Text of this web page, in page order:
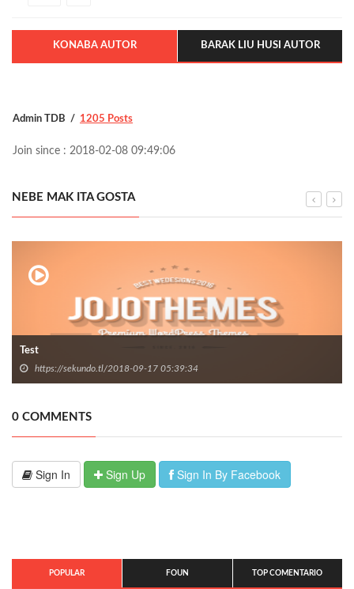
KONABA AUTOR BARAK LIU HUSI AUTOR
Admin TDB 1205 Posts
Join since : 2018-02-08 09:49:06
NEBE MAK ITA GOSTA
Test
https://sekundo.tl/2018-09-17 05:39:34
0 COMMENTS
Sign In Sign Up Sign In By Facebook
POPULAR FOUN TOP COMENTARIO